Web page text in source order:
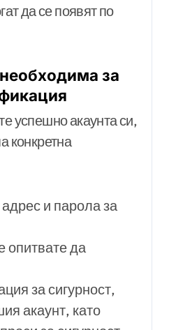
да се появят по
за
успешно акаунта си,
конкретна
и парола за
опитвате да
за сигурност,
акаунт, като